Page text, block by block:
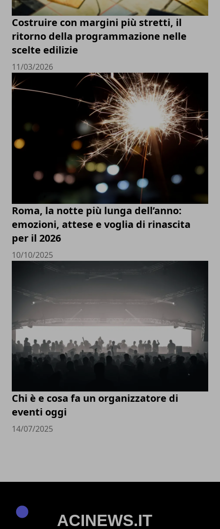
Costruire con margini più stretti, il
ritorno della programmazione nelle
scelte edilizie
11/03/2026
Roma, la notte più lunga dell’anno:
emozioni, attese e voglia di rinascita
per il 2026
10/10/2025
Chi è e cosa fa un organizzatore di
eventi oggi
14/07/2025